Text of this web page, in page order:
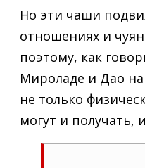
Но эти чаши
отношениях и
поэтому, как
Мироладе и Дао
не только
могут и получать,